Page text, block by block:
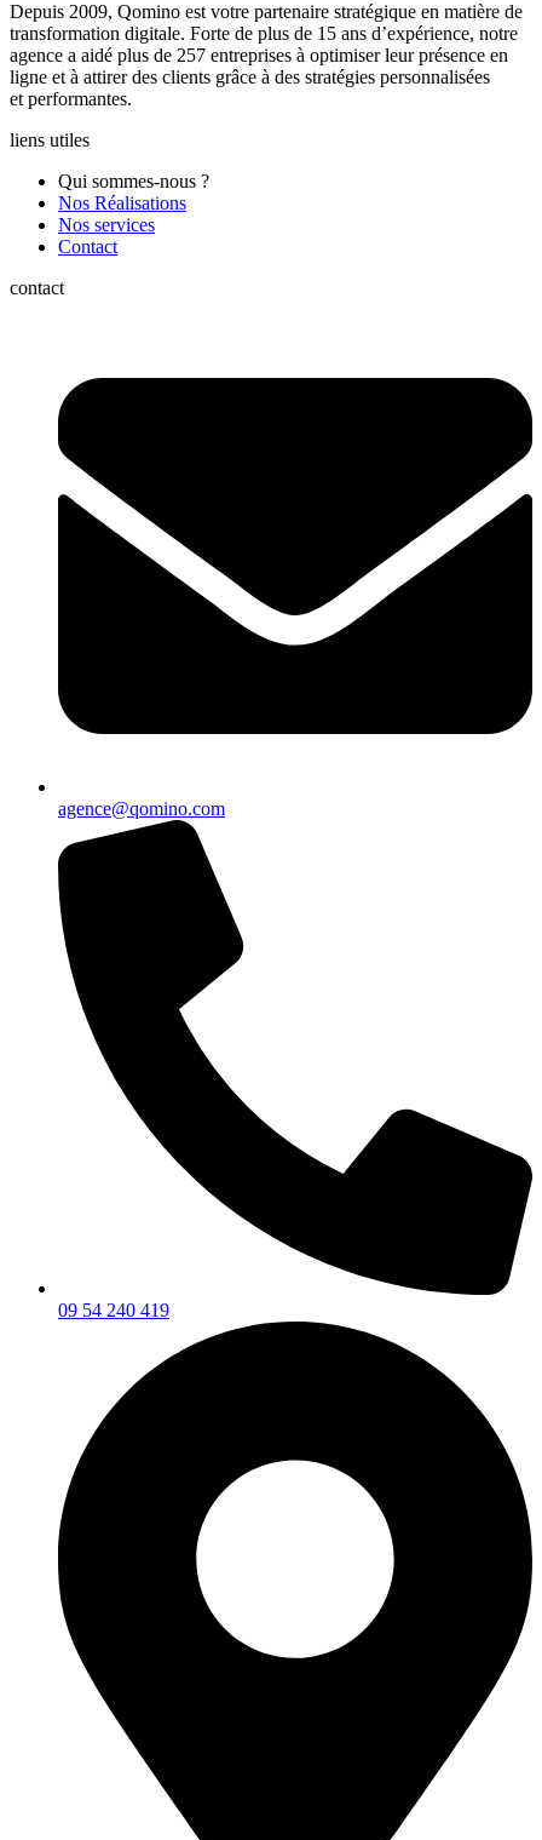
Depuis 2009, Qomino est votre partenaire stratégique en matière de
transformation digitale. Forte de plus de 15 ans d’expérience, notre
agence a aidé plus de 257 entreprises à optimiser leur présence en
ligne et à attirer des clients grâce à des stratégies personnalisées
et performantes.
liens utiles
Qui sommes-nous ?
Nos Réalisations
Nos services
Contact
contact
agence@qomino.com
09 54 240 419